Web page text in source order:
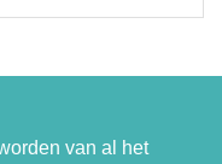
van al het